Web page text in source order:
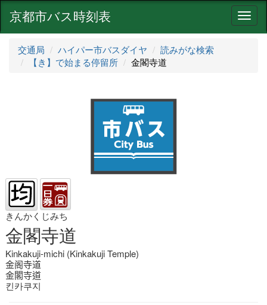
ナ
ビ
京都市バス時刻表
交通局 ハイパー市バスダイヤ
読みがな検索
【き】で始まる停留所
金閣寺道
きんかくじみち
金閣寺道
Kinkakuji-michi (Kinkakuji Temple)
金阁寺道
金閣寺道
킨카쿠지